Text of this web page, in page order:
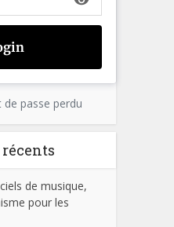
de passe perdu
de musique,
pour les